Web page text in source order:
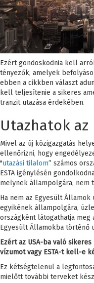
Ezért gondoskodnia kell
tényezők, amelyek
ebben a cikkben választ
kell teljesítenie a sikeres
tranzit utazása érdekében.
Utazhatok az
Mivel az új közigazgatás
ellenőrizni, hogy
"utazási tilalom” számos
ESTA igénylésén
melynek állampolgára, nem
Ha nem az Egyesült
egyikének állampolgára,
országként látogathatja meg
Egyesült Államokba történő
Ezért az USA-ba való
vízumot vagy ESTA-t kell-e
Ez kétségtelenül a
mielőtt további terveket